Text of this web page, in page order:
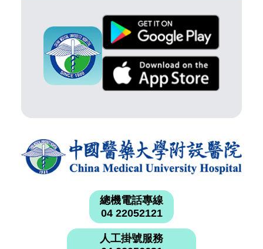
總機電話專線
04 22052121
人工掛號服務